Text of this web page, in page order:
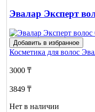
Эвалар Эксперт
Добавить в избранное
Косметика для волос
3000 ₸
3849 ₸
Нет в наличии